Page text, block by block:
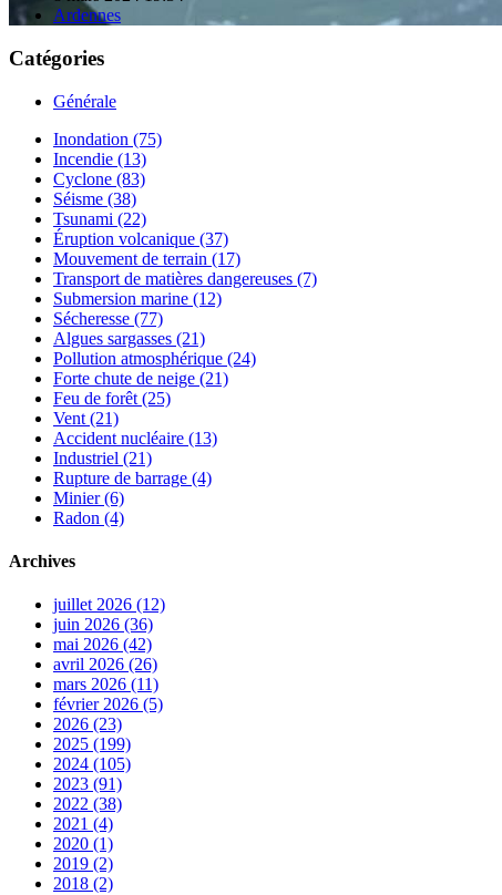
Ardennes
Catégories
Générale
Inondation (75)
Incendie (13)
Cyclone (83)
Séisme (38)
Tsunami (22)
Éruption volcanique (37)
Mouvement de terrain (17)
Transport de matières dangereuses (7)
Submersion marine (12)
Sécheresse (77)
Algues sargasses (21)
Pollution atmosphérique (24)
Forte chute de neige (21)
Feu de forêt (25)
Vent (21)
Accident nucléaire (13)
Industriel (21)
Rupture de barrage (4)
Minier (6)
Radon (4)
Archives
juillet 2026 (12)
juin 2026 (36)
mai 2026 (42)
avril 2026 (26)
mars 2026 (11)
février 2026 (5)
2026 (23)
2025 (199)
2024 (105)
2023 (91)
2022 (38)
2021 (4)
2020 (1)
2019 (2)
2018 (2)